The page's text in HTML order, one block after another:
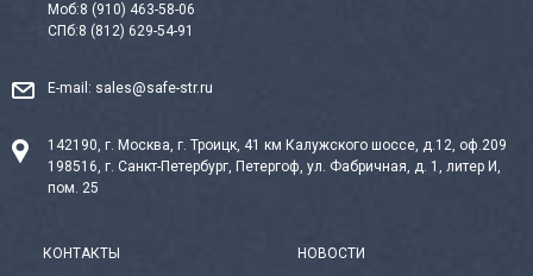
Моб:8 (910) 463-58-06
СПб:8 (812) 629-54-91
E-mail: sales@safe-str.ru
142190, г. Москва, г. Троицк, 41 км Калужского шоссе, д.12, оф.209
198516, г. Санкт-Петербург, Петергоф, ул. Фабричная, д. 1, литер И,
пом. 25
КОНТАКТЫ НОВОСТИ